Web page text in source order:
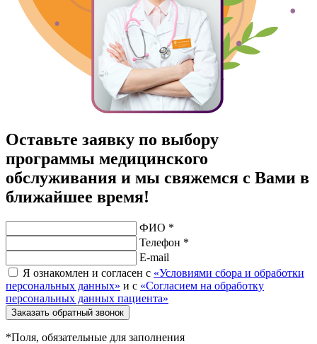
Оставьте заявку по выбору
программы медицинского
обслуживания и мы свяжемся с Вами в
ближайшее время!
ФИО *
Телефон *
E-mail
Я ознакомлен и согласен с «Условиями сбора и обработки
персональных данных» и с «Согласием на обработку
персональных данных пациента»
Заказать обратный звонок
*Поля, обязательные для заполнения